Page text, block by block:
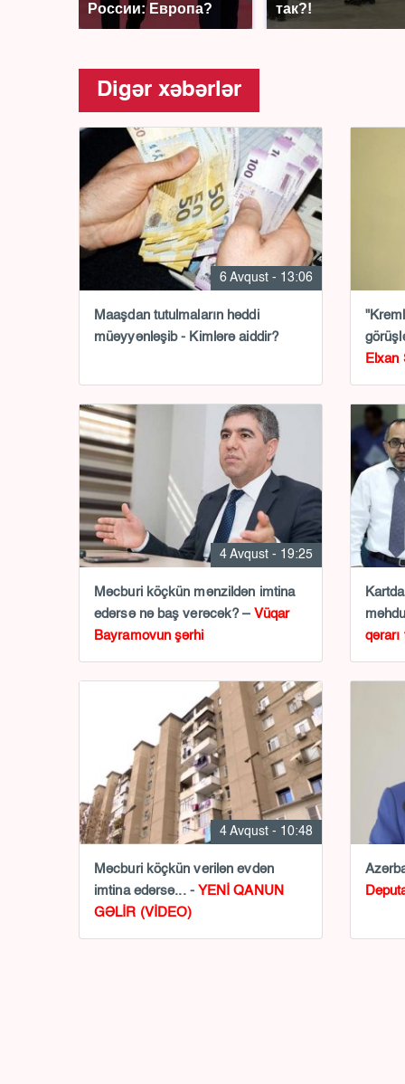
России: Европа?
так?!
Digər xəbərlər
6 Avqust - 13:06
Maaşdan tutulmaların həddi
müəyyənləşib - Kimlərə aiddir?
Elxan
4 Avqust - 19:25
Məcburi köçkün mənzildən imtina
edərsə nə baş verəcək? – Vüqar
Bayramovun şərhi
qərarı
4 Avqust - 10:48
Məcburi köçkün verilən evdən
imtina edərsə... - YENİ QANUN
GƏLİR (VİDEO)